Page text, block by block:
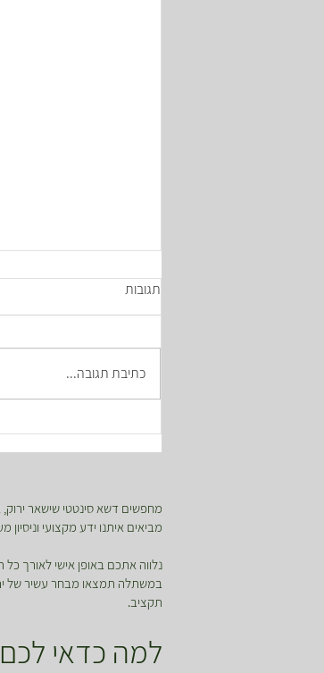
איך לטפל בפיקוס גומי?
תגובות
כתיבת תגובה...
מחפשים דשא סינטטי שישאר
מביאים איתנו ידע מקצועי
נלווה אתכם באופן אישי לאורך
במשתלה תמצאו מבחר עשיר של
תקציב.
למה כדאי